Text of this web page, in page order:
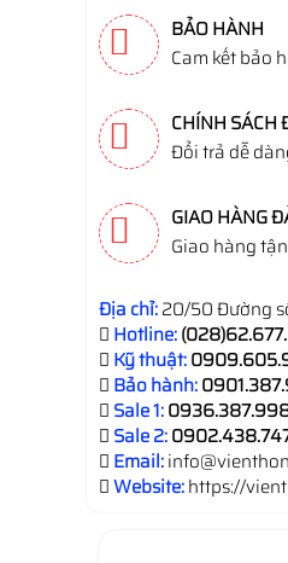
BẢO HÀNH
Cam kết bảo
CHÍNH SÁCH
Đổi trả dễ
GIAO HÀNG
Giao hàng
Địa chỉ:20/50 Đường
Hotline:
Kỹ thuật:
Bảo hành:
Sale 1:
Sale 2:
Email:
Website:https://